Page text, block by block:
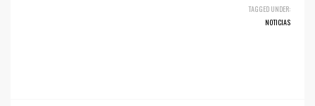
TAGGED UNDER:
NOTICIAS